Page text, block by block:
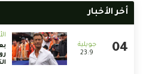
أخر الأخبار
23:9